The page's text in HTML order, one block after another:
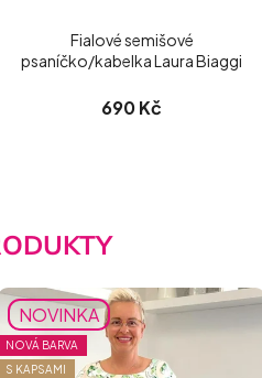
Fialové semišové
psaníčko/kabelka Laura Biaggi
690 Kč
NOVINKA
NOVÁ BARVA
S KAPSAMI